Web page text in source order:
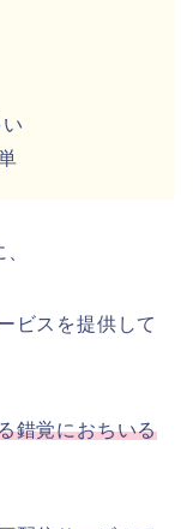
ビスを提供して
錯覚におちいる